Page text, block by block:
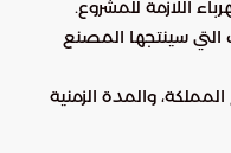
اللازمة للمشروع.
سينتجها المصنع
والمدة الزمنية